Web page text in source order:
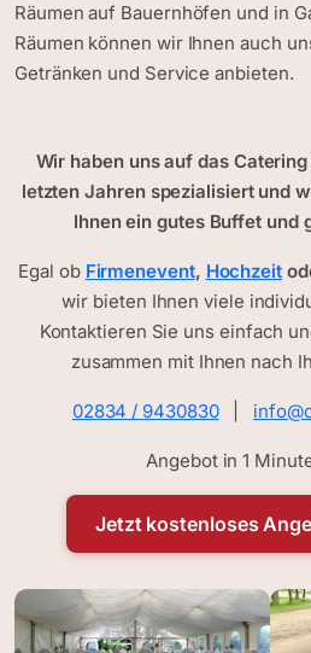
Räumen auf Bauernhöfen und in
Räumen können wir Ihnen auch
Getränken und Service anbieten.
Wir haben uns auf das
letzten Jahren spezialisiert und
Ihnen ein gutes Buffet und
Egal ob Firmenevent, Hochzeit
wir bieten Ihnen viele
Kontaktieren Sie uns einfach
zusammen mit Ihnen nach
02834 / 9430830|
Angebot in 1
Jetzt kostenloses